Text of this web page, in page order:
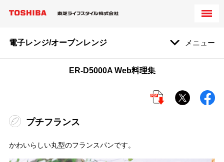
電子レンジ/オーブンレンジ メニュー
ER-D5000A Web料理集
プチフランス
かわいらしい丸型のフランスパンです。